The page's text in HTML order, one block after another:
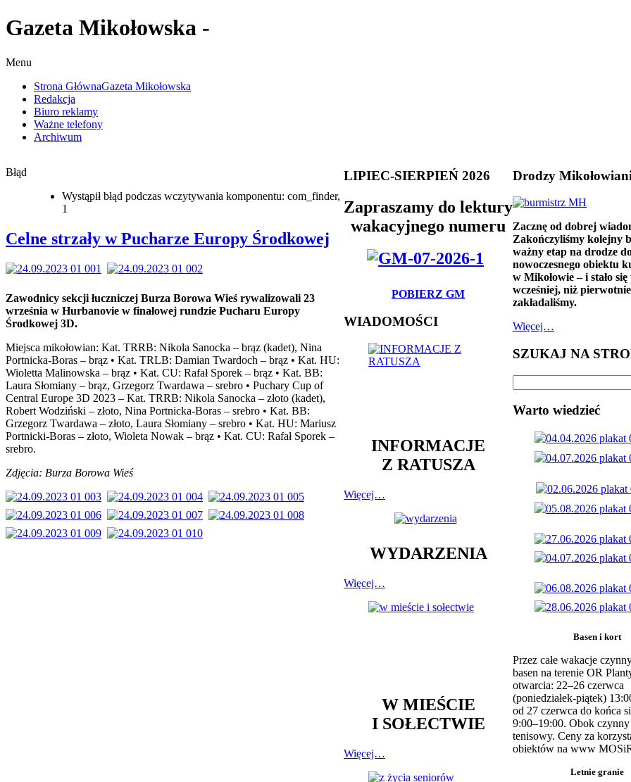
Gazeta Mikołowska -
Menu
Strona GłównaGazeta Mikołowska
Redakcja
Biuro reklamy
Ważne telefony
Archiwum
Błąd
Wystąpił błąd podczas wczytywania komponentu: com_finder,
1
Celne strzały w Pucharze Europy Środkowej
Zawodnicy sekcji łuczniczej Burza Borowa Wieś rywalizowali 23
września w Hurbanovie w finałowej rundzie Pucharu Europy
Środkowej 3D.
Miejsca mikołowian: Kat. TRRB: Nikola Sanocka – brąz (kadet), Nina
Portnicka-Boras – brąz • Kat. TRLB: Damian Twardoch – brąz • Kat. HU:
Wioletta Malinowska – brąz • Kat. CU: Rafał Sporek – brąz • Kat. BB:
Laura Słomiany – brąz, Grzegorz Twardawa – srebro • Puchary Cup of
Central Europe 3D 2023 – Kat. TRRB: Nikola Sanocka – złoto (kadet),
Robert Wodziński – złoto, Nina Portnicka-Boras – srebro • Kat. BB:
Grzegorz Twardawa – złoto, Laura Słomiany – srebro • Kat. HU: Mariusz
Portnicki-Boras – złoto, Wioleta Nowak – brąz • Kat. CU: Rafał Sporek –
srebro.
Zdjęcia: Burza Borowa Wieś
LIPIEC-SIERPIEŃ 2026
Zapraszamy do lektury
wakacyjnego numeru
POBIERZ GM
WIADOMOŚCI
INFORMACJE
Z RATUSZA
Więcej…
WYDARZENIA
Więcej…
W MIEŚCIE
I SOŁECTWIE
Więcej…
Drodzy
Zacznę od dobrej
Zakończyliśmy kolejny
ważny etap na drodze
nowoczesnego obiektu
w Mikołowie – i stało się
wcześniej, niż pierwotnie
zakładaliśmy.
Więcej…
SZUKAJ NA
Warto wiedzieć
Basen i kort
Przez całe wakacje
basen na terenie OR
otwarcia: 22–26 czerwca
(poniedziałek-piątek)
od 27 czerwca do końca
9:00–19:00. Obok
tenisowy. Ceny za
obiektów na www
Letnie granie